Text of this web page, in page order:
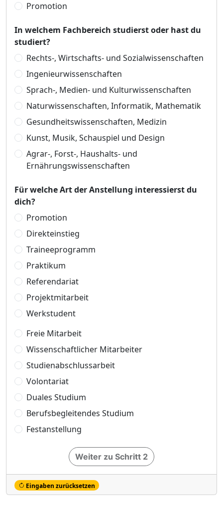
Promotion
In welchem Fachbereich studierst oder hast du
studiert?
Rechts-, Wirtschafts- und Sozialwissenschaften
Ingenieurwissenschaften
Sprach-, Medien- und Kulturwissenschaften
Naturwissenschaften, Informatik, Mathematik
Gesundheitswissenschaften, Medizin
Kunst, Musik, Schauspiel und Design
Agrar-, Forst-, Haushalts- und
Ernährungswissenschaften
Für welche Art der Anstellung interessierst du
dich?
Promotion
Direkteinstieg
Traineeprogramm
Praktikum
Referendariat
Projektmitarbeit
Werkstudent
Freie Mitarbeit
Wissenschaftlicher Mitarbeiter
Studienabschlussarbeit
Volontariat
Duales Studium
Berufsbegleitendes Studium
Festanstellung
Weiter zu Schritt 2
Eingaben zurücksetzen